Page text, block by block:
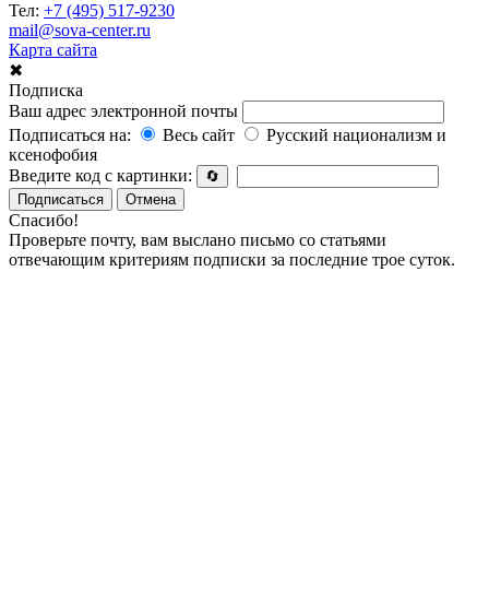
Тел: +7 (495) 517-9230
mail@sova-center.ru
Карта сайта
✖
Подписка
Ваш адрес электронной почты
Подписаться на:
Весь сайт
Русский национализм и
ксенофобия
Введите код с картинки:
🔄
Подписаться
Отмена
Спасибо!
Проверьте почту, вам выслано письмо со статьями
отвечающим критериям подписки за последние трое суток.